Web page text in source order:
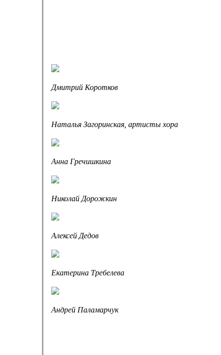
Дмитрий Коротков
Наталья Загоринская, артисты хора
Анна Гречишкина
Николай Дорожкин
Алексей Дедов
Екатерина Требелева
Андрей Паламарчук